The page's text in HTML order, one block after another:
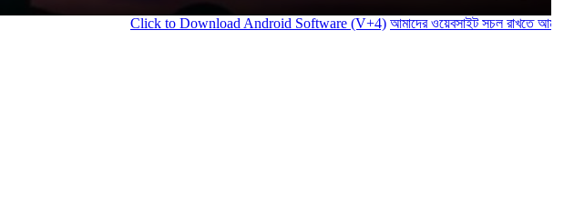
Mute Settings
Enter
Click to Download Android Software (V+4) আমাদের ওয়েবসাইট সচল রাখতে আমাদের অর্থ